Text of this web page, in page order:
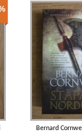
Bernard